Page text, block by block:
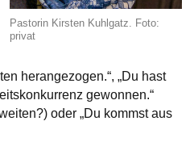
Pastorin Kirsten Kuhlgatz. Foto:
privat
herangezogen.“, „Du hast
gewonnen.“
oder „Du kommst aus